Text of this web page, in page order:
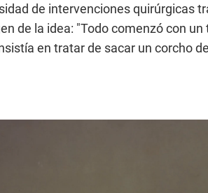
de intervenciones quirúrgicas
de la idea: "Todo comenzó con
en tratar de sacar un corcho